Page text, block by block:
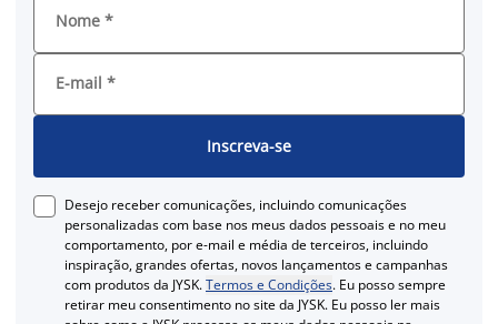
Nome *
E-mail *
Inscreva-se
Desejo receber comunicações, incluindo comunicações
personalizadas com base nos meus dados pessoais e no meu
comportamento, por e-mail e média de terceiros, incluindo
inspiração, grandes ofertas, novos lançamentos e campanhas
com produtos da JYSK.Termos e Condições. Eu posso sempre
retirar meu consentimento no site da JYSK. Eu posso ler mais